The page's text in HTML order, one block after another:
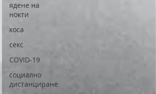
ядене на
нокти
коса
секс
COVID-19
социално
дистанциране